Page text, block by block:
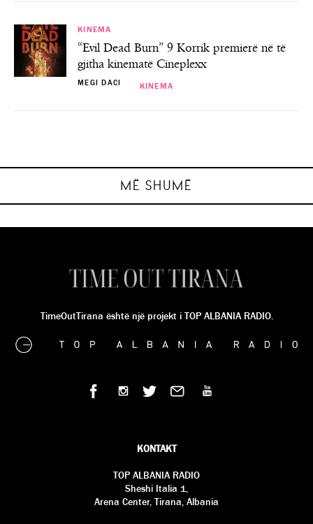
KINEMA
“Evil Dead Burn” 9 Korrik premierë në të
gjitha kinematë Cineplexx
MEGI DACI
MË SHUMË
KINEMA
KINEMA
KINEMA
KINEMA
TimeOutTirana është një projekt i TOP ALBANIA RADIO.
KONTAKT
TOP ALBANIA RADIO
Sheshi Italia 1,
Arena Center, Tirana, Albania